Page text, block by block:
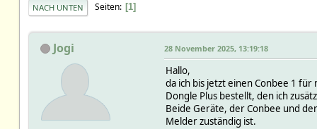
NACH UNTEN Seiten 1
Jogi 28 November 2025, 13:19:18
Hallo,
da ich bis jetzt einen Conbee 1
Dongle Plus bestellt, den ich
Beide Geräte, der Conbee und
Melder zuständig ist.